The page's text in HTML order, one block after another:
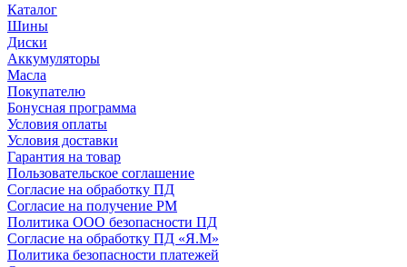
Каталог
Шины
Диски
Аккумуляторы
Масла
Покупателю
Бонусная программа
Условия оплаты
Условия доставки
Гарантия на товар
Пользовательское соглашение
Согласие на обработку ПД
Согласие на получение РМ
Политика ООО безопасности ПД
Согласие на обработку ПД «Я.М»
Политика безопасности платежей